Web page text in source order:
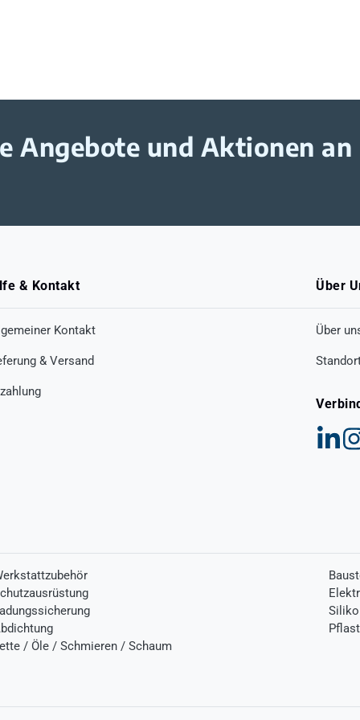
Angebote und Aktionen an
& Kontakt
Kontakt
& Versand
/ Öle / Schmieren / Schaum
Über
Über